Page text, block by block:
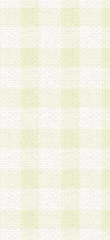
録希望者本人が行う
のとします。
に同意の後、当社指
定する必要事項を入
は、会員登録を承認し
けるためのログイン
告する登録情報の全
てはならないものと
Ｄおよびパスワード
ワードの管理